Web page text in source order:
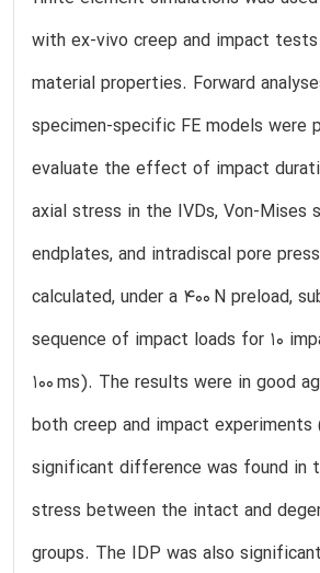
with ex-vivo creep and impact
material properties. Forward
specimen-specific FE models were
evaluate the effect of impact
axial stress in the IVDs, Von-Mises
endplates, and intradiscal pore
calculated, under a 400 N preload,
sequence of impact loads for 10
100 ms). The results were in good
both creep and impact experiments
significant difference was found in
stress between the intact and
groups. The IDP was also